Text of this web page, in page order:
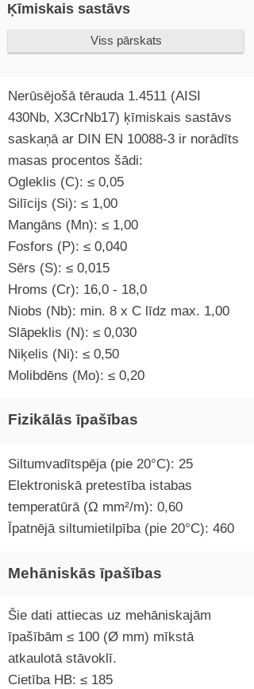
Ķīmiskais sastāvs
Viss pārskats
Nerūsējošā tērauda 1.4511 (AISI
430Nb, X3CrNb17) ķīmiskais sastāvs
saskaņā ar DIN EN 10088-3 ir norādīts
masas procentos šādi:
Ogleklis (C): ≤ 0,05
Silīcijs (Si): ≤ 1,00
Mangāns (Mn): ≤ 1,00
Fosfors (P): ≤ 0,040
Sērs (S): ≤ 0,015
Hroms (Cr): 16,0 - 18,0
Niobs (Nb): min. 8 x C līdz max. 1,00
Slāpeklis (N): ≤ 0,030
Niķelis (Ni): ≤ 0,50
Molibdēns (Mo): ≤ 0,20
Fizikālās īpašības
Siltumvadītspēja (pie 20°C): 25
Elektroniskā pretestība istabas
temperatūrā (Ω mm²/m): 0,60
Īpatnējā siltumietilpība (pie 20°C): 460
Mehāniskās īpašības
Šie dati attiecas uz mehāniskajām
īpašībām ≤ 100 (Ø mm) mīkstā
atkaulotā stāvoklī.
Cietība HB: ≤ 185